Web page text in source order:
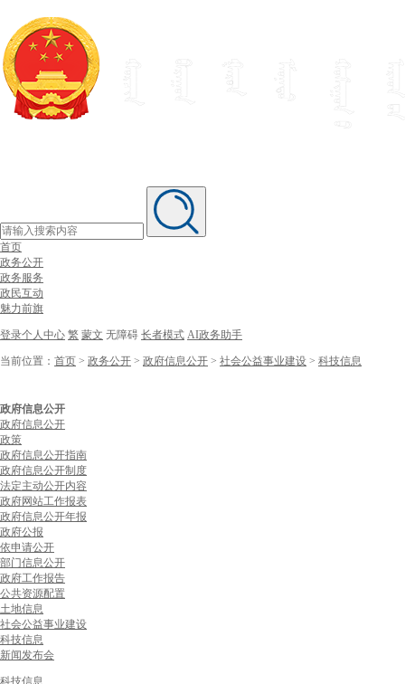
首页
政务公开
政务服务
政民互动
魅力前旗
登录个人中心 繁 蒙文 无障碍 长者模式 AI政务助手
当前位置： 首页 > 政务公开 > 政府信息公开 > 社会公益事业建设 > 科技信息
政府信息公开
政府信息公开
政策
政府信息公开指南
政府信息公开制度
法定主动公开内容
政府网站工作报表
政府信息公开年报
政府公报
依申请公开
部门信息公开
政府工作报告
公共资源配置
土地信息
社会公益事业建设
科技信息
新闻发布会
科技信息